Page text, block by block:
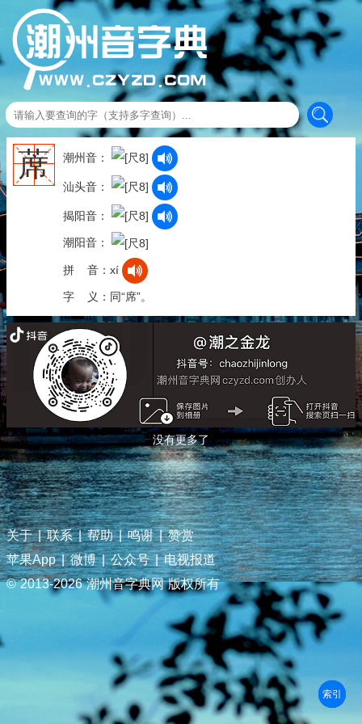
蓆 潮州音：
汕头音：
揭阳音：
潮阳音：
拼 音：xí
字 义：同“席”。
没有更多了
关于 | 联系 | 帮助 | 鸣谢 | 赞赏
苹果App | 微博 | 公众号 | 电视报道
© 2013-2026 潮州音字典网 版权所有
部首
笔划
拼音
潮拼